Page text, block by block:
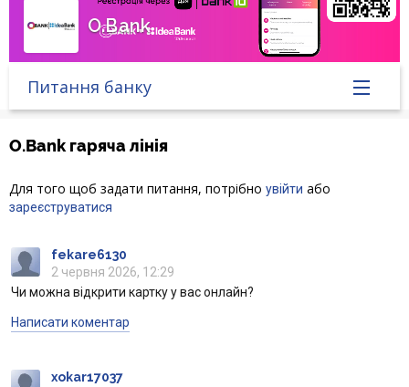
O.Bank
Питання банку
Питання банку
Відгуки
O.Bank гаряча лінія
Для того щоб задати питання, потрібно увійти або
зареєструватися
fekare6130
2 червня 2026, 12:29
Чи можна відкрити картку у вас онлайн?
Написати коментар
xokar17037